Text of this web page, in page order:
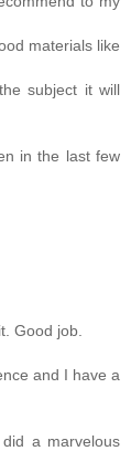
materials like
subject it will
in the last few
Good job.
and I have a
a marvelous